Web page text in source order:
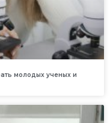
молодых ученых и